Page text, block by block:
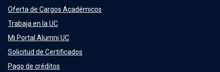
Oferta de Cargos Académicos
Trabaja en la UC
Mi Portal Alumni UC
Solicitud de Certificados
Pago de créditos